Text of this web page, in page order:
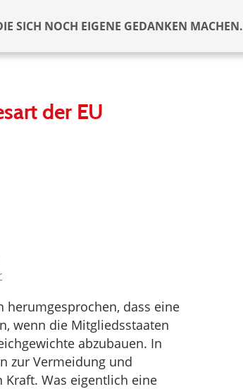
SICH NOCH EIGENE GEDANKEN MACHEN.
der EU
herumgesprochen, dass eine
wenn die Mitgliedsstaaten
abzubauen. In
zur Vermeidung und
Was eigentlich eine